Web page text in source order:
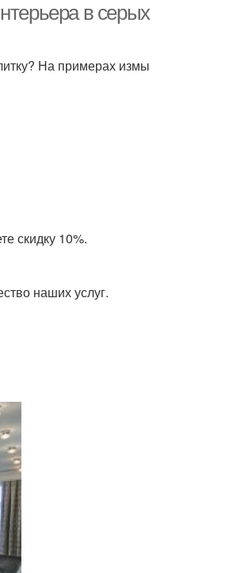
в серых
На примерах измы
скидку 10%.
наших услуг.